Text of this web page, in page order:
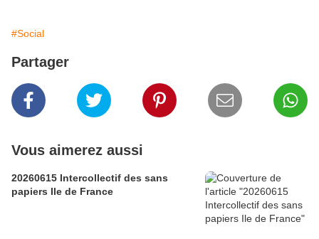
#Social
Partager
Vous aimerez aussi
20260615 Intercollectif des sans
papiers Ile de France